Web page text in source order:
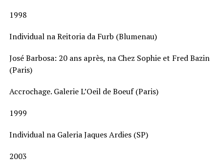
1998
Individual na Reitoria da Furb (Blumenau)
José Barbosa: 20 ans après, na Chez Sophie et Fred Bazin
(Paris)
Accrochage. Galerie L’Oeil de Boeuf (Paris)
1999
Individual na Galeria Jaques Ardies (SP)
2003